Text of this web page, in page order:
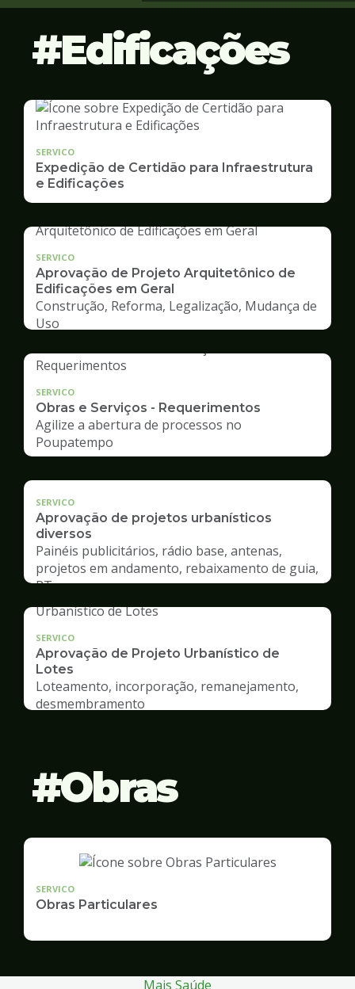
Edificações
SERVICO
Expedição de Certidão para Infraestrutura
e Edificações
SERVICO
Aprovação de Projeto Arquitetônico de
Edificações em Geral
Construção, Reforma, Legalização, Mudança de
Uso
SERVICO
Obras e Serviços - Requerimentos
Agilize a abertura de processos no
Poupatempo
SERVICO
Aprovação de projetos urbanísticos
diversos
Painéis publicitários, rádio base, antenas,
projetos em andamento, rebaixamento de guia,
RT
SERVICO
Aprovação de Projeto Urbanístico de
Lotes
Loteamento, incorporação, remanejamento,
desmembramento
Obras
SERVICO
Obras Particulares
Mais Saúde